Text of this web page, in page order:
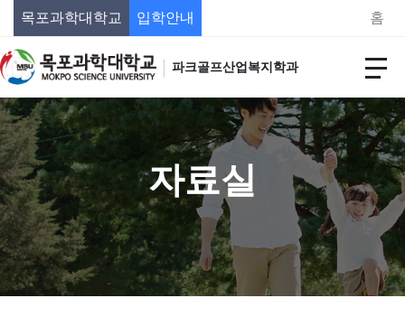
목포과학대학교 입학안내 홈
파크골프산업복지학과
자료실